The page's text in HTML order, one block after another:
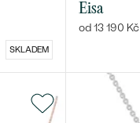
SKLADEM
Eisa
od 13 190 Kč